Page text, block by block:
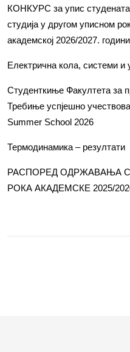
КОНКУРС за упис студената
студија у другом уписном
академској 2026/2027. години
Електрична кола, системи и
Студенткиње Факултета за
Требиње успјешно
Summer School 2026
Термодинамика – резултати
РАСПОРЕД ОДРЖАВАЊА
РОКА АКАДЕМСКЕ 2025/